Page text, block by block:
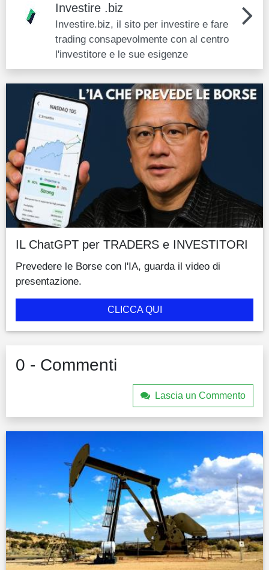
Investire .biz
Investire.biz, il sito per investire e fare
trading consapevolmente con al centro
l'investitore e le sue esigenze
IL ChatGPT per TRADERS e INVESTITORI
Prevedere le Borse con l'IA, guarda il video di
presentazione.
CLICCA QUI
0 - Commenti
Lascia un Commento